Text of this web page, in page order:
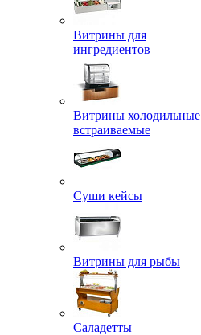
Витрины для
ингредиентов
Витрины холодильные
встраиваемые
Суши кейсы
Витрины для рыбы
Саладетты